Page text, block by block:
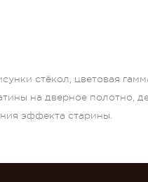
стёкол, цветовая
на дверное полотно,
эффекта старины.